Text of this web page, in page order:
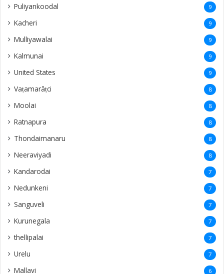
Puliyankoodal 9
Kacheri 9
Mulliyawalai 9
Kalmunai 9
United States 9
Vaṭamarāṭci 8
Moolai 8
Ratnapura 8
Thondaimanaru 8
Neeraviyadi 8
Kandarodai 7
Nedunkeni 7
Sanguveli 7
Kurunegala 7
thellipalai 7
Urelu 7
Mallavi 6